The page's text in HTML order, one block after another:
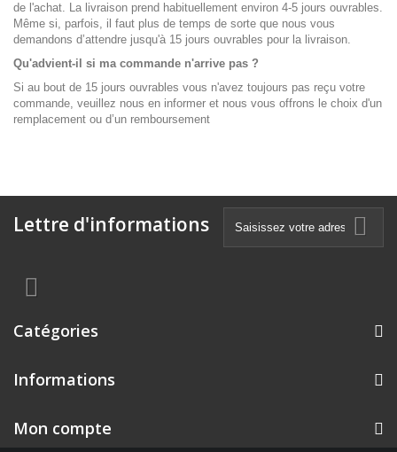
de l'achat. La livraison prend habituellement environ 4-5 jours ouvrables.
Même si, parfois, il faut plus de temps de sorte que nous vous
demandons d’attendre jusqu'à 15 jours ouvrables pour la livraison.
Qu'advient-il si ma commande n'arrive pas ?
Si au bout de 15 jours ouvrables vous n'avez toujours pas reçu votre
commande, veuillez nous en informer et nous vous offrons le choix d'un
remplacement ou d’un remboursement
Lettre d'informations
Catégories
Informations
Mon compte